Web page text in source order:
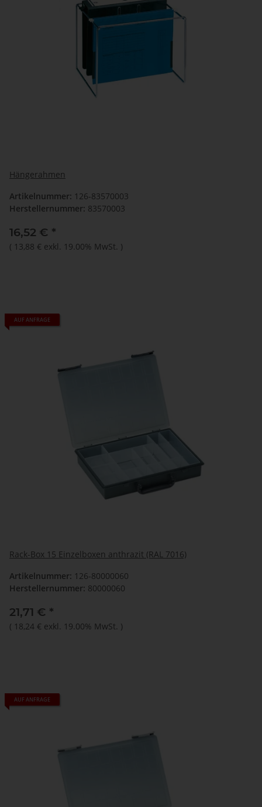
Hängerahmen
Artikelnummer: 126-83570003
Herstellernummer: 83570003
16,52 € *
( 13,88 € exkl. 19.00% MwSt. )
AUF ANFRAGE
Rack-Box 15 Einzelboxen anthrazit (RAL 7016)
Artikelnummer: 126-80000060
Herstellernummer: 80000060
21,71 € *
( 18,24 € exkl. 19.00% MwSt. )
AUF ANFRAGE